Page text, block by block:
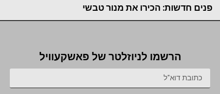
פנים חדשות: הכירו את מנור טבשי
הרשמו לניוזלטר של פאשקעוויל